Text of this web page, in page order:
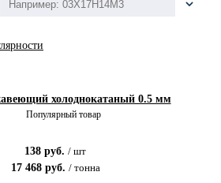
холоднокатаный 0.5 мм
Популярный товар
138 руб. / шт
17 468руб. / тонна